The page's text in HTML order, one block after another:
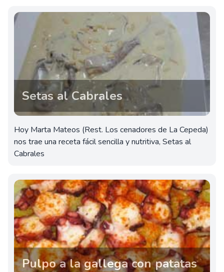
Setas al Cabrales
Hoy Marta Mateos (Rest. Los cenadores de La Cepeda)
nos trae una receta fácil sencilla y nutritiva, Setas al
Cabrales
Pulpo a la gallega con patatas